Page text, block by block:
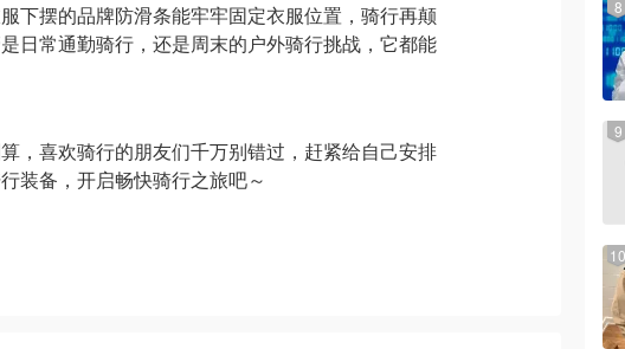
下摆的品牌防滑条能牢牢固定衣服位置，骑行再颠
日常通勤骑行，还是周末的户外骑行挑战，它都能
，喜欢骑行的朋友们千万别错过，赶紧给自己安排
装备，开启畅快骑行之旅吧～